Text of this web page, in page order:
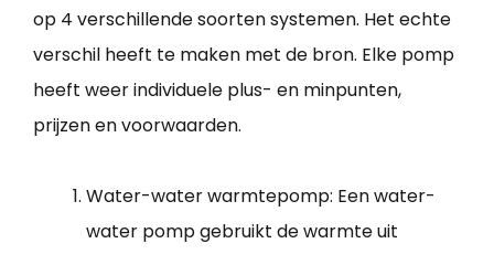
op 4 verschillende soorten systemen. Het echte
verschil heeft te maken met de bron. Elke pomp
heeft weer individuele plus- en minpunten,
prijzen en voorwaarden.
Water-water warmtepomp: Een water-
water pomp gebruikt de warmte uit